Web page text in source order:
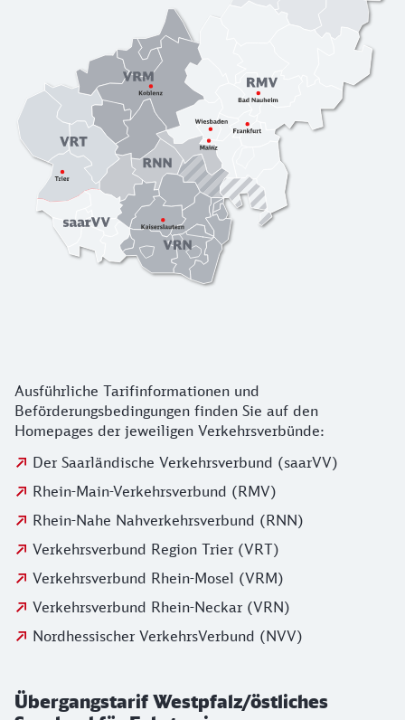
Ausführliche Tarifinformationen und
Beförderungsbedingungen finden Sie auf den
Homepages der jeweiligen Verkehrsverbünde:
Der Saarländische Verkehrsverbund (saarVV)
Rhein-Main-Verkehrsverbund (RMV)
Rhein-Nahe Nahverkehrsverbund (RNN)
Verkehrsverbund Region Trier (VRT)
Verkehrsverbund Rhein-Mosel (VRM)
Verkehrsverbund Rhein-Neckar (VRN)
Nordhessischer VerkehrsVerbund (NVV)
Übergangstarif Westpfalz/östliches